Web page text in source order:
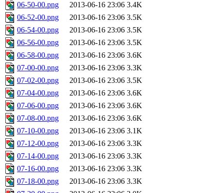
06-50-00.png
2013-06-16 23:06 3.4K
06-52-00.png
2013-06-16 23:06 3.5K
06-54-00.png
2013-06-16 23:06 3.5K
06-56-00.png
2013-06-16 23:06 3.5K
06-58-00.png
2013-06-16 23:06 3.6K
07-00-00.png
2013-06-16 23:06 3.3K
07-02-00.png
2013-06-16 23:06 3.5K
07-04-00.png
2013-06-16 23:06 3.6K
07-06-00.png
2013-06-16 23:06 3.6K
07-08-00.png
2013-06-16 23:06 3.6K
07-10-00.png
2013-06-16 23:06 3.1K
07-12-00.png
2013-06-16 23:06 3.3K
07-14-00.png
2013-06-16 23:06 3.3K
07-16-00.png
2013-06-16 23:06 3.3K
07-18-00.png
2013-06-16 23:06 3.3K